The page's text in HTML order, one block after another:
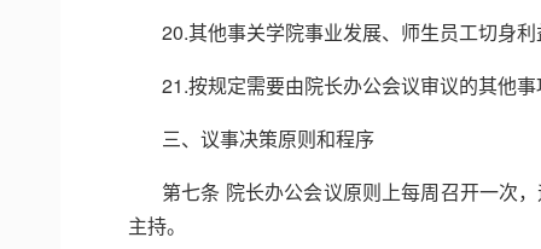
20.其他事关学院事业发展、师生员工切身
21.按规定需要由院长办公会议审议的其他
三、议事决策原则和程序
第七条 院长办公会议原则上每周召开一次
主持。